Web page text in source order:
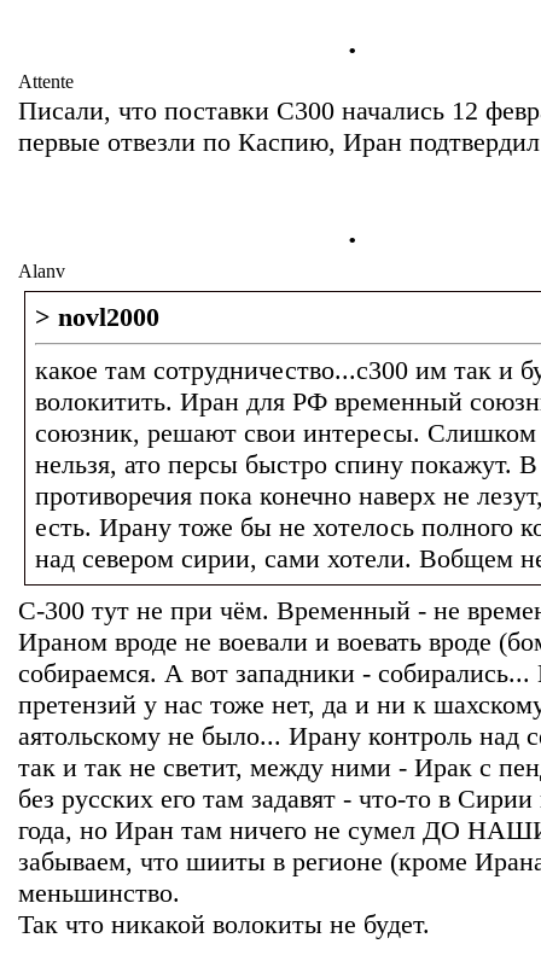
.
Attente
Писали, что поставки С300 начались 12
первые отвезли по Каспию, Иран
.
Alanv
> novl2000
какое там сотрудничество...с300 им так и
волокитить. Иран для РФ временный
союзник, решают свои интересы. Слишком
нельзя, ато персы быстро спину покажут.
противоречия пока конечно наверх не
есть. Ирану тоже бы не хотелось полного
над севером сирии, сами хотели. Вобщем
С-300 тут не при чём. Временный - не
Ираном вроде не воевали и воевать вроде
собираемся. А вот западники -
претензий у нас тоже нет, да и ни к
аятольскому не было... Ирану контроль над
так и так не светит, между ними - Ирак с
без русских его там задавят - что-то в
года, но Иран там ничего не сумел ДО
забываем, что шииты в регионе (кроме
меньшинство.
Так что никакой волокиты не будет.